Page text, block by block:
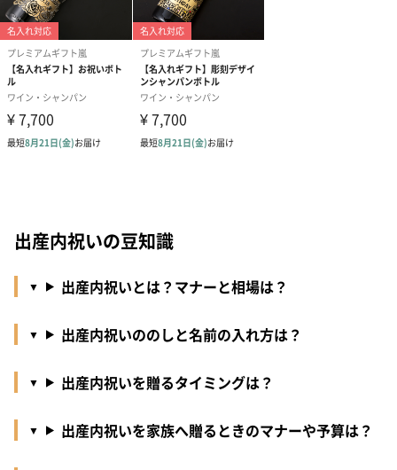
出産内祝いの豆知識
出産内祝いとは？マナーと相場は？
出産内祝いののしと名前の入れ方は？
出産内祝いを贈るタイミングは？
出産内祝いを家族へ贈るときのマナーや予算は？